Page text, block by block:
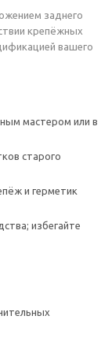
заднего
крепёжных
вашего
мастером или в
старого
и герметик
избегайте